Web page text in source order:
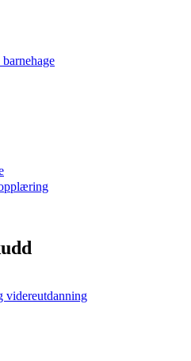
videreutdanning